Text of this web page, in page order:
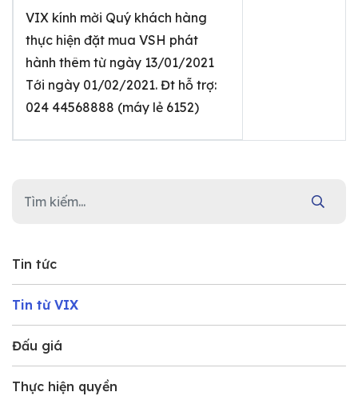
Tin tức
Tin từ VIX
Đấu giá
Thực hiện quyền
VIX kính mời Quý khách hàng
thực hiện đặt mua VSH phát
hành thêm từ ngày 13/01/2021
Tới ngày 01/02/2021. Đt hỗ trợ:
024 44568888 (máy lẻ 6152)